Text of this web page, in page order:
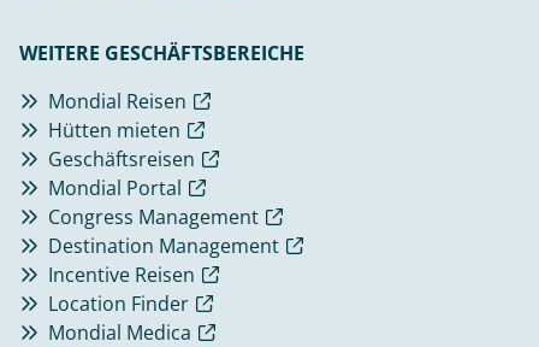
WEITERE GESCHÄFTSBEREICHE
Mondial Reisen
Hütten mieten
Geschäftsreisen
Mondial Portal
Congress Management
Destination Management
Incentive Reisen
Location Finder
Mondial Medica